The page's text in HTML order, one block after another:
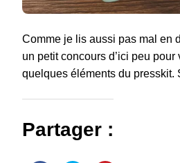
Comme je lis aussi pas mal en
un petit concours d’ici peu
quelques éléments du presskit.
Partager :